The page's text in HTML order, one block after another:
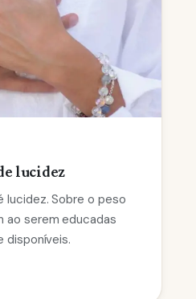
lucidez
lucidez. Sobre o peso
ao serem educadas
disponíveis.